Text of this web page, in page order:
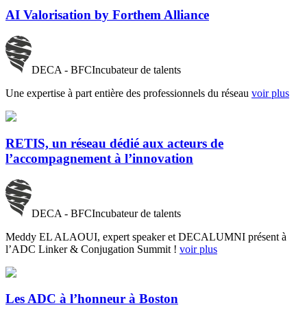
AI Valorisation by Forthem Alliance
DECA - BFCIncubateur de talents
Une expertise à part entière des professionnels du réseau voir plus
RETIS, un réseau dédié aux acteurs de
l’accompagnement à l’innovation
DECA - BFCIncubateur de talents
Meddy EL ALAOUI, expert speaker et DECALUMNI présent à
l’ADC Linker & Conjugation Summit ! voir plus
Les ADC à l’honneur à Boston